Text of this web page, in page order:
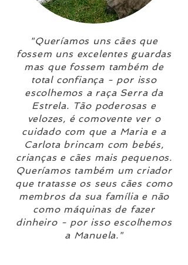
"Queríamos uns cães que
fossem uns excelentes guardas
mas que fossem também de
total confiança - por isso
escolhemos a raça Serra da
Estrela. Tão poderosas e
velozes, é comovente ver o
cuidado com que a Maria e a
Carlota brincam com bebés,
crianças e cães mais pequenos.
Queríamos também um criador
que tratasse os seus cães como
membros da sua família e não
como máquinas de fazer
dinheiro - por isso escolhemos
a Manuela."